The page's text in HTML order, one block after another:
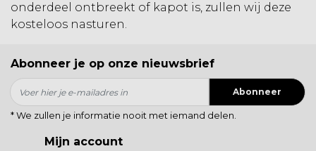
onderdeel ontbreekt of kapot is, zullen wij deze
kosteloos nasturen.
Abonneer je op onze nieuwsbrief
Abonneer
* We zullen je informatie nooit met iemand delen.
Mijn account